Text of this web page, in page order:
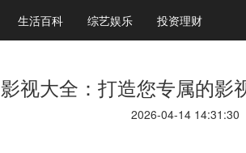
生活百科 综艺娱乐 投资理财
影视大全：打造您专属的影
2026-04-14 14:31:30